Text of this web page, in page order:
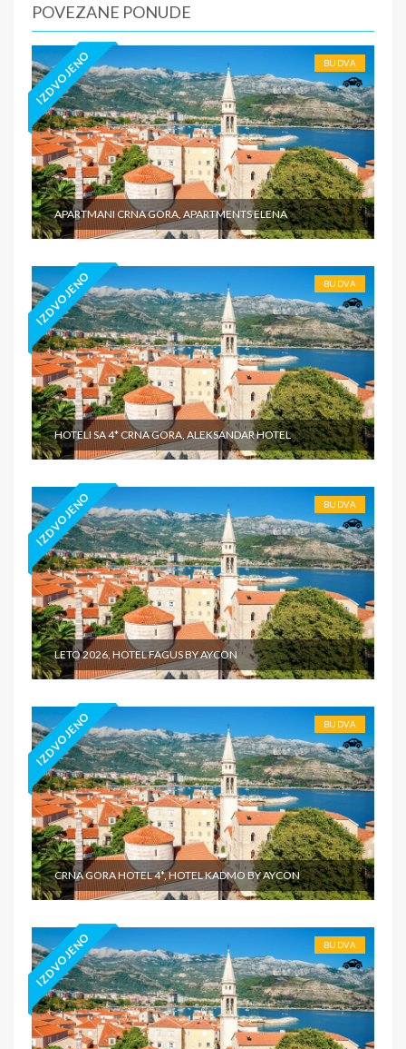
POVEZANE PONUDE
IZDVOJENO BUDVA
APARTMANI CRNA GORA, APARTMENTS ELENA
IZDVOJENO BUDVA
HOTELI SA 4* CRNA GORA, ALEKSANDAR HOTEL
IZDVOJENO BUDVA
LETO 2026, HOTEL FAGUS BY AYCON
IZDVOJENO BUDVA
CRNA GORA HOTEL 4*, HOTEL KADMO BY AYCON
IZDVOJENO BUDVA